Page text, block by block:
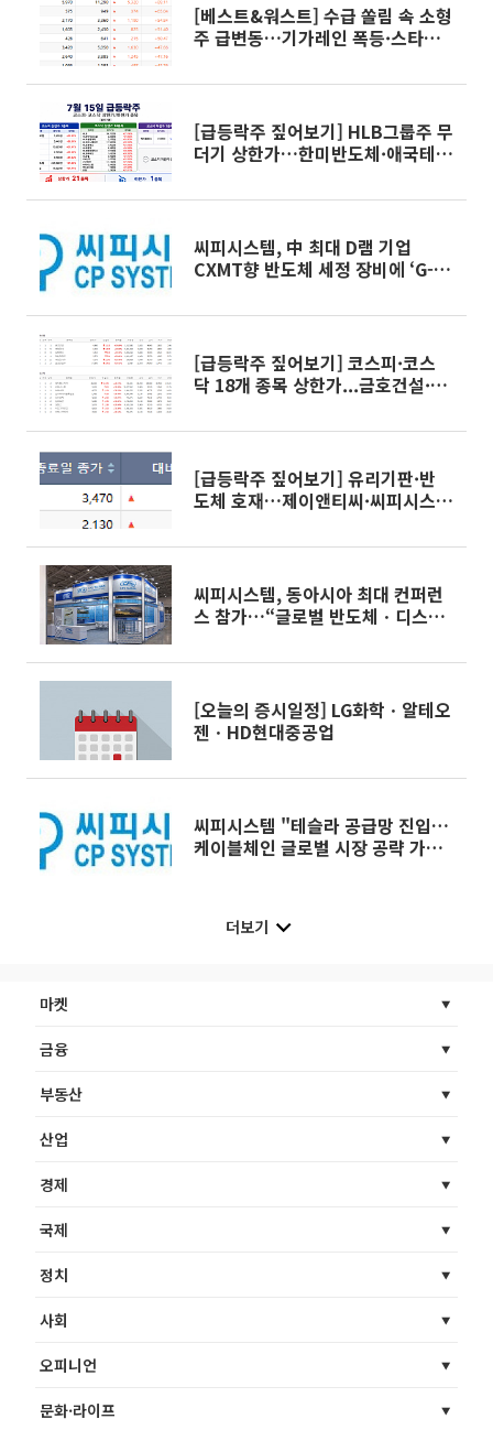
[베스트&워스트] 수급 쏠림 속 소형
주 급변동…기가레인 폭등·스타코
[급등락주 짚어보기] HLB그룹주 무
더기 상한가…한미반도체·애국테
씨피시스템, 中 최대 D램 기업
CXMT향 반도체 세정 장비에 ‘G-클
운드리 공급망 확대 추진
[급등락주 짚어보기] 코스피·코스
닥 18개 종목 상한가...금호건설·로
[급등락주 짚어보기] 유리기판·반
도체 호재…제이앤티씨·씨피시스
씨피시스템, 동아시아 최대 컨퍼런
스 참가…“글로벌 반도체ㆍ디스플
[오늘의 증시일정] LG화학ㆍ알테오
젠ㆍHD현대중공업
씨피시스템 "테슬라 공급망 진입…
케이블체인 글로벌 시장 공략 가속
더보기
마켓
금융
부동산
산업
경제
국제
정치
사회
오피니언
문화·라이프